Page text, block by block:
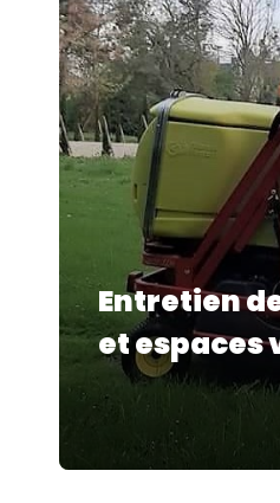
Entretien
et espaces